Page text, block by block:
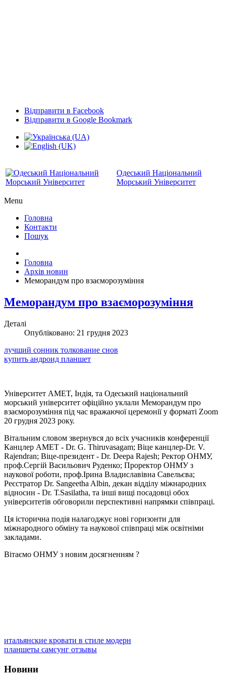
Відправити в Facebook
Відправити в Google Bookmark
Одеський Національний
Морський Університет
Menu
Головна
Контакти
Пошук
Головна
Архів новин
Меморандум про взаєморозуміння
Меморандум про взаєморозуміння
Деталі
Опубліковано: 21 грудня 2023
лучший сонник толкование снов
купить андроид планшет
Університет AMET, Індія, та Одеський національний
морський університет офіційно уклали Меморандум про
взаєморозуміння під час вражаючої церемонії у форматі Zoom
20 грудня 2023 року.
Вітальним словом звернувся до всіх учасників конференції
Канцлер AMET - Dr. G. Thiruvasagam; Віце канцлер-Dr. V.
Rajendran; Віце-президент - Dr. Deepa Rajesh; Ректор ОНМУ,
проф.Сергій Васильович Руденко; Проректор ОНМУ з
наукової роботи, проф.Ірина Владиславівна Савельєва;
Реєстратор Dr. Sangeetha Albin, декан відділу міжнародних
відносин - Dr. Т.Sasilatha, та інші вищі посадовці обох
університетів обговорили перспективні напрямки співпраці.
Ця історична подія налагоджує нові горизонти для
міжнародного обміну та наукової співпраці між освітніми
закладами.
Вітаємо ОНМУ з новим досягненням ?
итальянские кровати в стиле модерн
планшеты самсунг отзывы
Новини